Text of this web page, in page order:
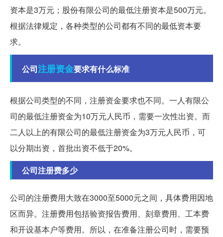
资本是3万元；股份有限公司的最低注册资本是500万元。
根据法律规定，各种类型的公司都有不同的最低资本要
求。
公司注册资金要求有什么标准
根据公司类型的不同，注册资金要求也不同。一人有限公
司的最低注册资金为10万元人民币，需要一次性出资。而
二人以上的有限公司的最低注册资金为3万元人民币，可
以分期出资，首批出资不低于20%。
公司注册费多少
公司的注册费用大致在3000至5000元之间，具体费用因地
区而异。注册费用包括验资报告费用、刻章费用、工本费
和开设基本户等费用。所以，在准备注册公司时，需要预